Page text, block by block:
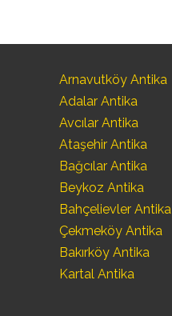
Arnavutköy Antika
Adalar Antika
Avcılar Antika
Ataşehir Antika
Bağcılar Antika
Beykoz Antika
Bahçelievler Antika
Çekmeköy Antika
Bakırköy Antika
Kartal Antika